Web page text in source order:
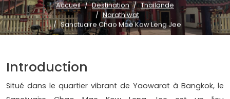
Accueil Destination
Thailande
Narathiwat
Sanctuaire Chao Mae Kow Leng Jee
Introduction
Situé dans le quartier vibrant de Yaowarat à Bangkok, le